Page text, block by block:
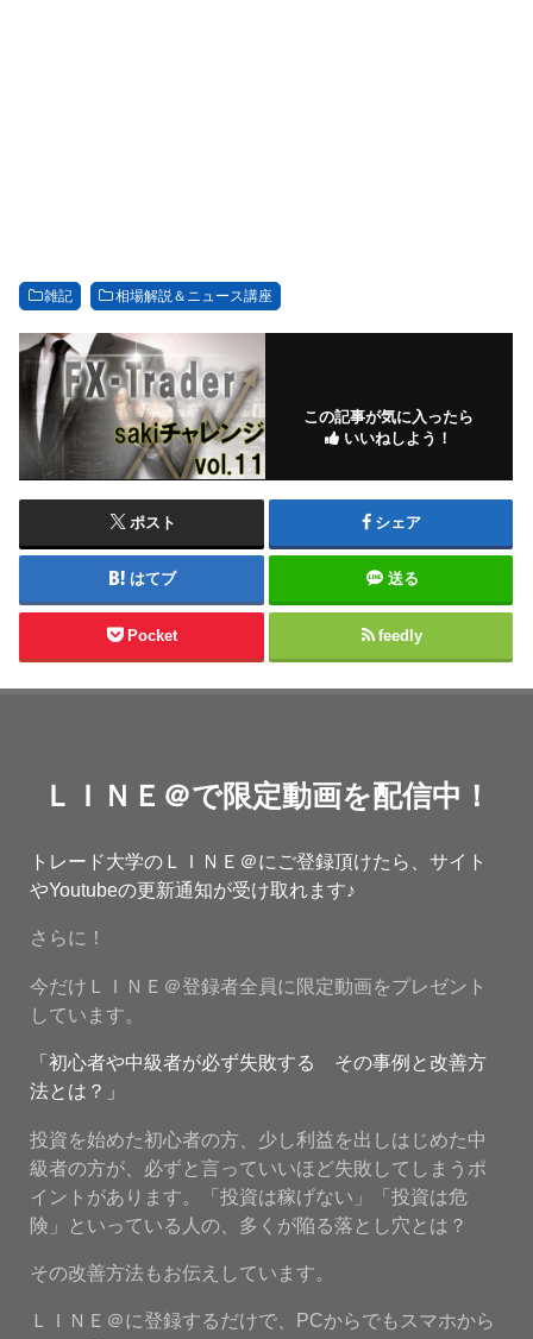
雑記 相場解説＆ニュース講座
この記事が気に入ったら
いいねしよう！
ポスト シェア
はてブ 送る
Pocket feedly
ＬＩＮＥ＠で限定動画を配信中！
トレード大学のＬＩＮＥ＠にご登録頂けたら、サイト
やYoutubeの更新通知が受け取れます♪
さらに！
今だけＬＩＮＥ＠登録者全員に限定動画をプレゼント
しています。
「初心者や中級者が必ず失敗する その事例と改善方
法とは？」
投資を始めた初心者の方、少し利益を出しはじめた中
級者の方が、必ずと言っていいほど失敗してしまうポ
イントがあります。「投資は稼げない」「投資は危
険」といっている人の、多くが陥る落とし穴とは？
その改善方法もお伝えしています。
ＬＩＮＥ＠に登録するだけで、PCからでもスマホから